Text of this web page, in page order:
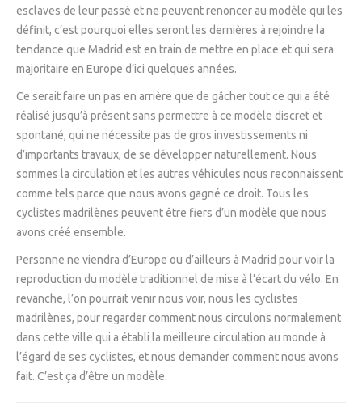
esclaves de leur passé et ne peuvent renoncer au modèle qui les
définit, c’est pourquoi elles seront les dernières à rejoindre la
tendance que Madrid est en train de mettre en place et qui sera
majoritaire en Europe d’ici quelques années.
Ce serait faire un pas en arrière que de gâcher tout ce qui a été
réalisé jusqu’à présent sans permettre à ce modèle discret et
spontané, qui ne nécessite pas de gros investissements ni
d’importants travaux, de se développer naturellement. Nous
sommes la circulation et les autres véhicules nous reconnaissent
comme tels parce que nous avons gagné ce droit. Tous les
cyclistes madrilènes peuvent être fiers d’un modèle que nous
avons créé ensemble.
Personne ne viendra d’Europe ou d’ailleurs à Madrid pour voir la
reproduction du modèle traditionnel de mise à l’écart du vélo. En
revanche, l’on pourrait venir nous voir, nous les cyclistes
madrilènes, pour regarder comment nous circulons normalement
dans cette ville qui a établi la meilleure circulation au monde à
l’égard de ses cyclistes, et nous demander comment nous avons
fait. C’est ça d’être un modèle.